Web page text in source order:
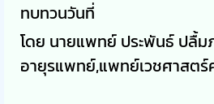
ทบทวนวันที่
โดย นายแพทย์ ประพันธ์ ปลื้
อายุรแพทย์,แพทย์เวชศาสตร์